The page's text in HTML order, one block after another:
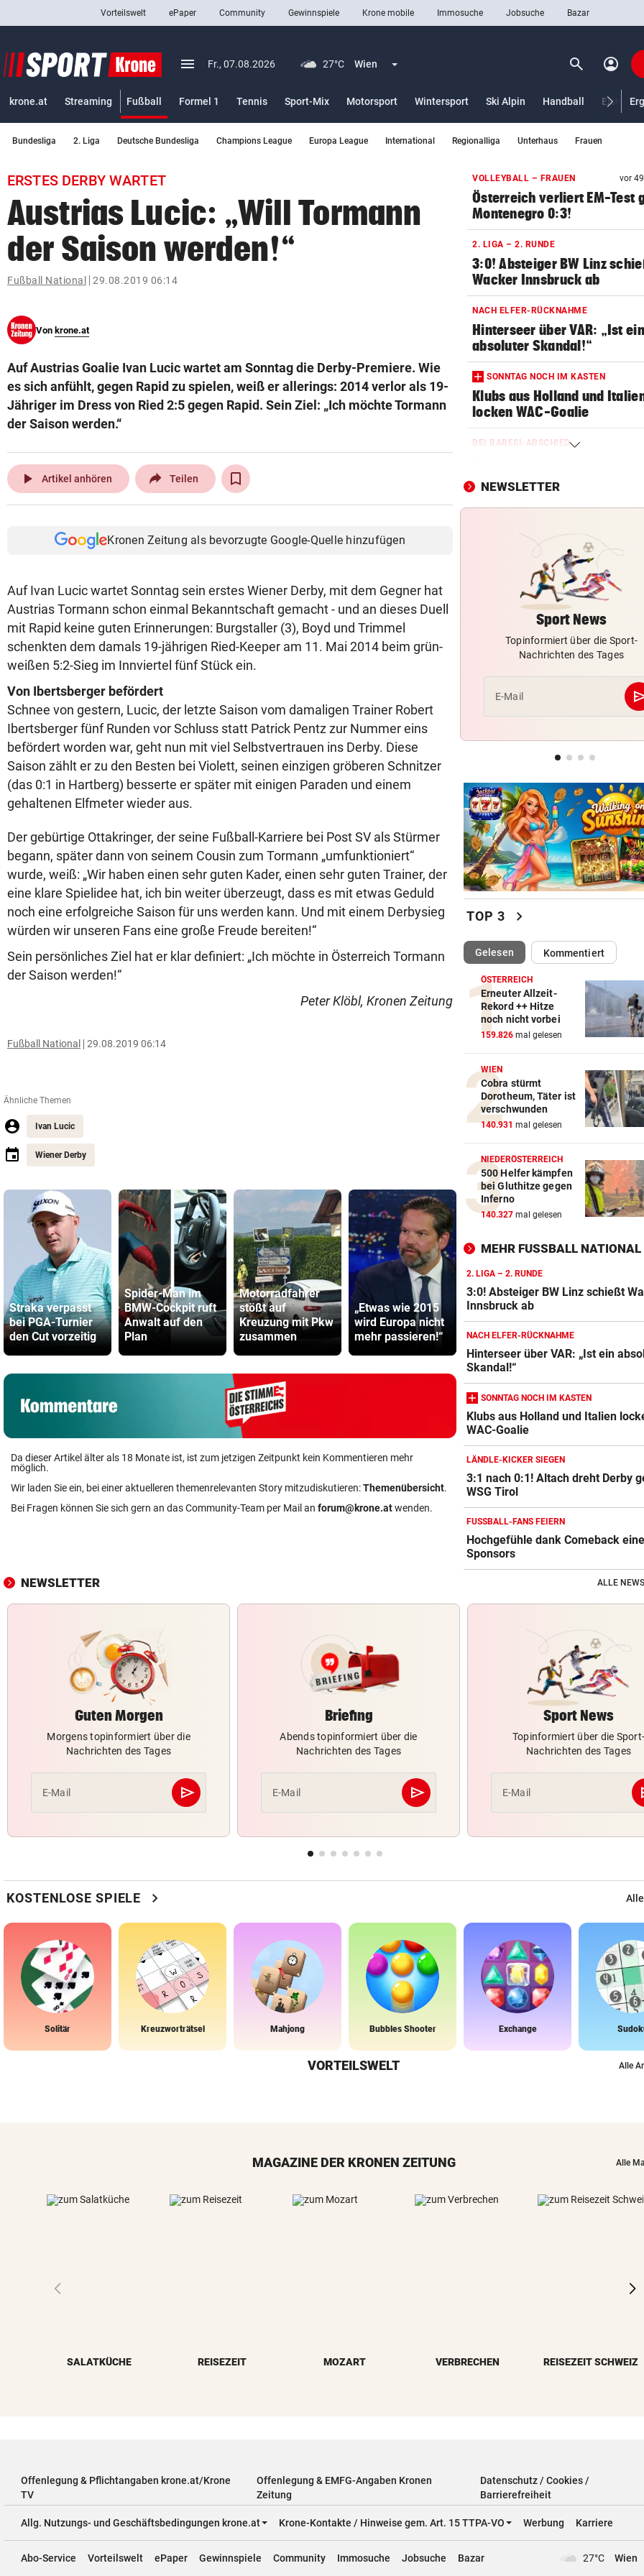
closeSchließen
Abonnieren
bookmark
search
Suchbegriff
eingeben
© Krone Multimedia GmbH & Co KG 2026
Vorteilswelt ePaper Community Gewinnspiele Krone mobile Immosuche Jobsuche Bazar
menu Menü aufklappen
Fr., 07.08.2026 27°C Wien Menü aufklappen search Suchen
account_circle
krone.at Streaming Fußball
Formel 1
Tennis Sport-Mix Motorsport Wintersport Ski Alpin Handball
Bundesliga 2. Liga Deutsche Bundesliga Champions League Europa League International Regionalliga Unterhaus Frauen
ERSTES DERBY WARTET
Austrias Lucic: „Will Tormann
der Saison werden!“
Fußball National 29.08.2019 06:14
Von krone.at
Auf Austrias Goalie Ivan Lucic wartet am Sonntag die Derby-Premiere. Wie
es sich anfühlt, gegen Rapid zu spielen, weiß er allerings: 2014 verlor als 19-
Jähriger im Dress von Ried 2:5 gegen Rapid. Sein Ziel: „Ich möchte Tormann
der Saison werden.“
play_arrow Artikel anhören Teilen
Kronen Zeitung als bevorzugte Google-Quelle hinzufügen
Auf Ivan Lucic wartet Sonntag sein erstes Wiener Derby, mit dem Gegner hat
Austrias Tormann schon einmal Bekanntschaft gemacht - und an dieses Duell
mit Rapid keine guten Erinnerungen: Burgstaller (3), Boyd und Trimmel
schenkten dem damals 19-jährigen Ried-Keeper am 11. Mai 2014 beim grün-
weißen 5:2-Sieg im Innviertel fünf Stück ein.
Von Ibertsberger befördert
Schnee von gestern, Lucic, der letzte Saison vom damaligen Trainer Robert
Ibertsberger fünf Runden vor Schluss statt Patrick Pentz zur Nummer eins
befördert worden war, geht nun mit viel Selbstvertrauen ins Derby. Diese
Saison zählt er zu den Besten bei Violett, seinen einzigen gröberen Schnitzer
(das 0:1 in Hartberg) besserte er später mit einigen Paraden und einem
gehaltenen Elfmeter wieder aus.
Der gebürtige Ottakringer, der seine Fußball-Karriere bei Post SV als Stürmer
begann, später dann von seinem Cousin zum Tormann „umfunktioniert“
wurde, weiß: „Wir haben einen sehr guten Kader, einen sehr guten Trainer, der
eine klare Spielidee hat, ich bin weiter überzeugt, dass es mit etwas Geduld
noch eine erfolgreiche Saison für uns werden kann. Und mit einem Derbysieg
würden wir unseren Fans eine große Freude bereiten!“
Sein persönliches Ziel hat er klar definiert: „Ich möchte in Österreich Tormann
der Saison werden!“
Peter Klöbl, Kronen Zeitung
Fußball National 29.08.2019 06:14
Ähnliche Themen
Ivan Lucic
Wiener Derby
Straka verpasst
bei PGA-Turnier
den Cut vorzeitig
Spider-Man im
BMW-Cockpit ruft
Anwalt auf den
Plan
Motorradfahrer
stößt auf
Kreuzung mit Pkw
zusammen
„Etwas wie 2015
wird Europa nicht
mehr passieren!“
Der Tag danach:
„Es sieht aus wie
am Schlachtfeld“
Mütter-
Da dieser Artikel älter als 18 Monate ist, ist zum jetzigen Zeitpunkt kein Kommentieren mehr
möglich.
Wir laden Sie ein, bei einer aktuelleren themenrelevanten Story mitzudiskutieren:Themenübersicht.
Bei Fragen können Sie sich gern an das Community-Team per Mail an forum@krone.atwenden.
VOLLEYBALL – FRAUEN vor
Österreich verliert EM-Test
Montenegro 0:3!
2. LIGA – 2. RUNDE
3:0! Absteiger BW Linz
Wacker Innsbruck ab
NACH ELFER-RÜCKNAHME
Hinterseer über VAR: „Ist ein
absoluter Skandal!“
SONNTAG NOCH IM KASTEN
Klubs aus Holland und
locken WAC-Goalie
BEI BARESI-ABSCHIED
mit Mallet-Finger
LÄNDLE-KICKER SIEGEN
gegen WSG Tirol
NACH WIEN AUF MYKONOS
Luxus am Meer! Sabalenka
gewährt private Einblicke
FUSSBALL-FANS FEIERN
Hochgefühle dank Comeback
eines Kult-Sponsors
Rückkehr nach Grödig
Fehlstart komplett! Nächste
für St. Pölten
NEWSLETTER
Sport News
Topinformiert über die Sport-
Nachrichten des Tages
E-Mail
TOP 3 chevron_right
Gelesen(ausgewählt)Kommentiert
ÖSTERREICH
Erneuter Allzeit-
Rekord ++ Hitze
noch nicht vorbei
159.826 mal gelesen
WIEN
Cobra stürmt
Dorotheum, Täter ist
verschwunden
140.931 mal gelesen
NIEDERÖSTERREICH
500 Helfer kämpfen
bei Gluthitze gegen
Inferno
140.327 mal gelesen
MEHR FUSSBALL NATIONAL
2. LIGA – 2. RUNDE
3:0! Absteiger BW Linz schießt
Innsbruck ab
NACH ELFER-RÜCKNAHME
Hinterseer über VAR: „Ist ein
Skandal!“
SONNTAG NOCH IM KASTEN
Klubs aus Holland und Italien
WAC-Goalie
LÄNDLE-KICKER SIEGEN
3:1 nach 0:1! Altach dreht Derby
WSG Tirol
FUSSBALL-FANS FEIERN
Hochgefühle dank Comeback
Sponsors
NEWSLETTER ALLE
Guten Morgen
Morgens topinformiert über die
Nachrichten des Tages
E-Mail send
Abschicken
Briefing
Abends topinformiert über die
Nachrichten des Tages
E-Mail send
Abschicken
Sport News
Topinformiert über die Sport-
Nachrichten des Tages
E-Mail
KOSTENLOSE SPIELE chevron_right
Solitär Kreuzworträtsel Mahjong Bubbles Shooter Exchange
VORTEILSWELT Alle
MAGAZINE DER KRONEN ZEITUNG Alle
SALATKÜCHE REISEZEIT MOZART VERBRECHEN REISEZEIT SCHWEIZ
Offenlegung & Pflichtangaben krone.at/Krone
TV
Offenlegung & EMFG-Angaben Kronen
Zeitung
Datenschutz / Cookies /
Barrierefreiheit
Allg. Nutzungs- und Geschäftsbedingungen krone.at Krone-Kontakte / Hinweise gem. Art. 15 TTPA-VO Werbung Karriere
Abo-Service Vorteilswelt ePaper Gewinnspiele Community Immosuche Jobsuche Bazar 27°C Wien